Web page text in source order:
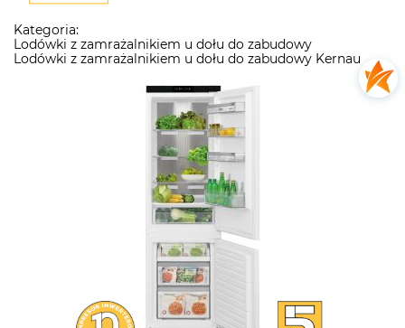
Kategoria:
Lodówki z zamrażalnikiem u dołu do zabudowy
Lodówki z zamrażalnikiem u dołu do zabudowy Kernau